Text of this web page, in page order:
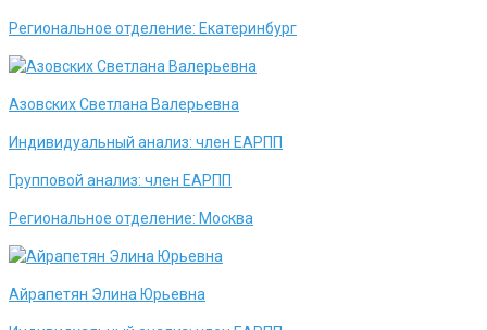
Региональное отделение: Екатеринбург
Азовских Светлана Валерьевна
Индивидуальный анализ: член ЕАРПП
Групповой анализ: член ЕАРПП
Региональное отделение: Москва
Айрапетян Элина Юрьевна